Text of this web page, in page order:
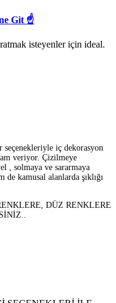
Git ☝
isteyenler için ideal.
iç dekorasyon
veriyor. Çizilmeye
, solmaya ve sararmaya
de kamusal alanlarda şıklığı
DÜZ RENKLERE